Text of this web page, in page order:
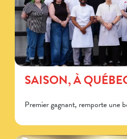
SAISON, À
Premier gagnant, remporte une